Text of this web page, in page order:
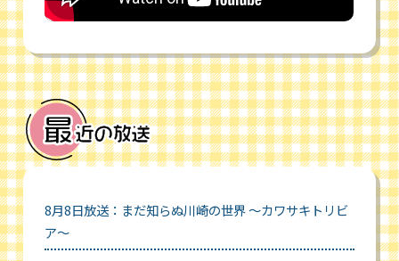
8月8日放送：まだ知らぬ川崎の世界 ～カワサキトリビ
ア～